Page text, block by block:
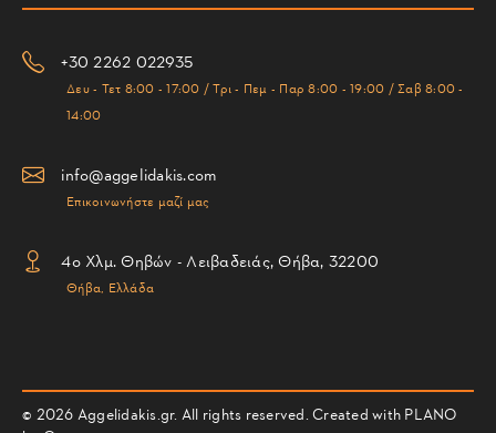
+30 2262 022935
Δευ - Τετ 8:00 - 17:00 / Τρι - Πεμ - Παρ 8:00 - 19:00 / Σαβ 8:00 -
14:00
info@aggelidakis.com
Επικοινωνήστε μαζί μας
4ο Χλμ. Θηβών - Λειβαδειάς, Θήβα, 32200
Θήβα, Ελλάδα
© 2026 Aggelidakis.gr. All rights reserved. Created with PLANO